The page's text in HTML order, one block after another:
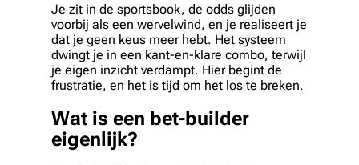
Je zit in de sportsbook, de odds glijden
voorbij als een wervelwind, en je realiseert je
dat je geen keus meer hebt. Het systeem
dwingt je in een kant-en-klare combo, terwijl
je eigen inzicht verdampt. Hier begint de
frustratie, en het is tijd om het los te breken.
Wat is een bet-builder
eigenlijk?